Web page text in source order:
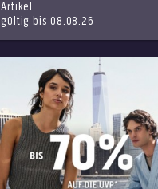
Artikel
gültig bis 08.08.26